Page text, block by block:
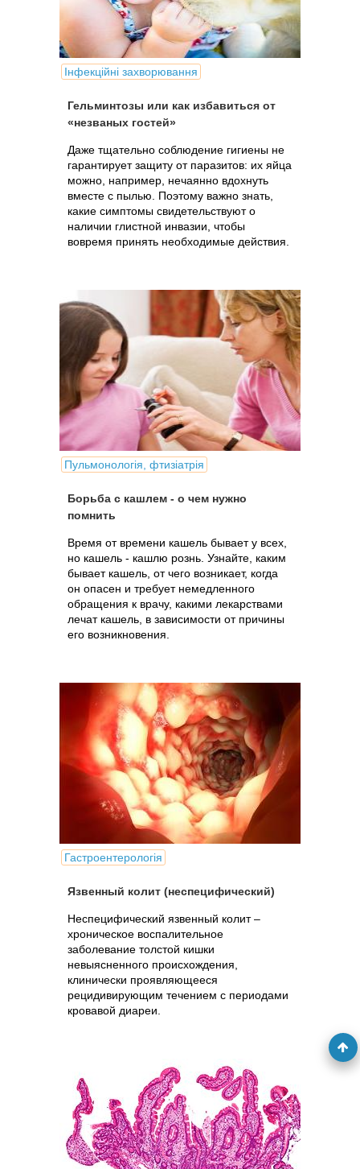
Інфекційні захворювання
Гельминтозы или как избавиться от
«незваных гостей»
Даже тщательно соблюдение гигиены не
гарантирует защиту от паразитов: их яйца
можно, например, нечаянно вдохнуть
вместе с пылью. Поэтому важно знать,
какие симптомы свидетельствуют о
наличии глистной инвазии, чтобы
вовремя принять необходимые действия.
Пульмонологія, фтизіатрія
Борьба с кашлем - о чем нужно
помнить
Время от времени кашель бывает у всех,
но кашель - кашлю рознь. Узнайте, каким
бывает кашель, от чего возникает, когда
он опасен и требует немедленного
обращения к врачу, какими лекарствами
лечат кашель, в зависимости от причины
его возникновения.
Гастроентерологія
Язвенный колит (неспецифический)
Неспецифический язвенный колит –
хроническое воспалительное
заболевание толстой кишки
невыясненного происхождения,
клинически проявляющееся
рецидивирующим течением с периодами
кровавой диареи.